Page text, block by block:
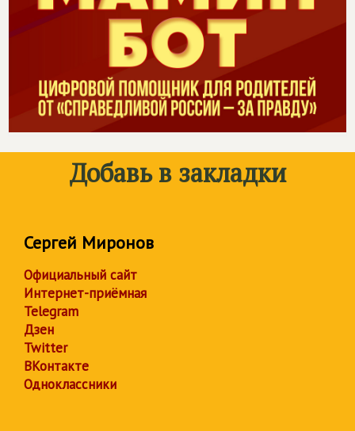
Добавь в закладки
Сергей Миронов
Официальный сайт
Интернет-приёмная
Telegram
Дзен
Twitter
ВКонтакте
Одноклассники